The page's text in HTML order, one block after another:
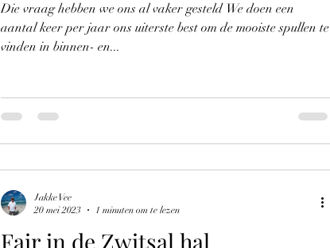
Die vraag hebben we ons al vaker gesteld We doen een
aantal keer per jaar ons uiterste best om de mooiste spullen te
vinden in binnen- en...
Fair in de Zwitsal hal
Jakke Vee
20 mei 2023
1 minuten om te lezen